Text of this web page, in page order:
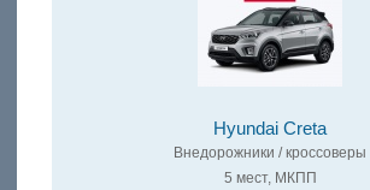
Hyundai Creta
Внедорожники / кроссоверы
5 мест, МКПП